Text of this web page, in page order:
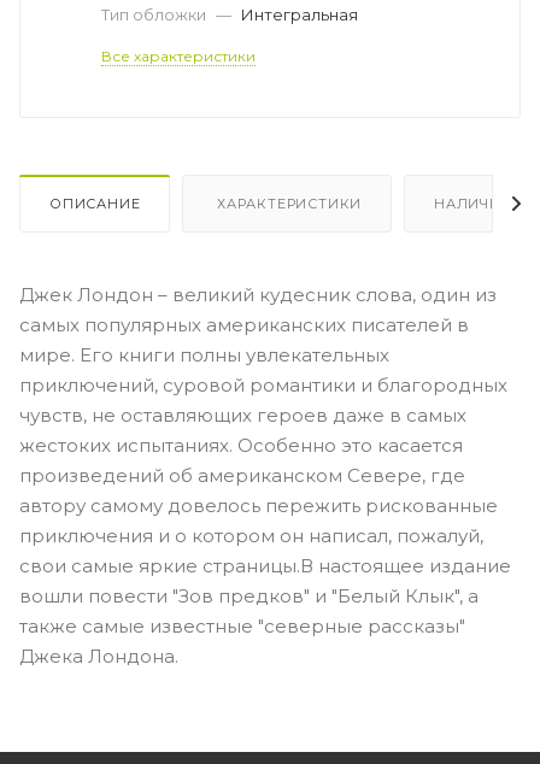
Тип обложки — Интегральная
Все характеристики
ОПИСАНИЕ ХАРАКТЕРИСТИКИ НАЛИЧИЕ
Джек Лондон – великий кудесник слова, один из
самых популярных американских писателей в
мире. Его книги полны увлекательных
приключений, суровой романтики и благородных
чувств, не оставляющих героев даже в самых
жестоких испытаниях. Особенно это касается
произведений об американском Севере, где
автору самому довелось пережить рискованные
приключения и о котором он написал, пожалуй,
свои самые яркие страницы.В настоящее издание
вошли повести "Зов предков" и "Белый Клык", а
также самые известные "северные рассказы"
Джека Лондона.